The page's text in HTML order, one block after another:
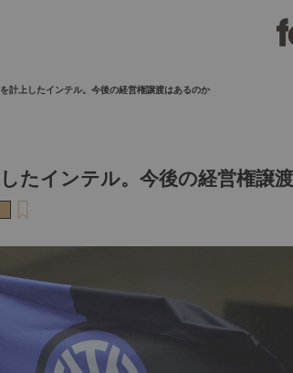
計上したインテル。今後の経営権譲渡はあるのか
たインテル。今後の経営権譲